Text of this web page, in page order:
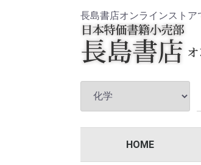
長島書店オンラインストア
HOME